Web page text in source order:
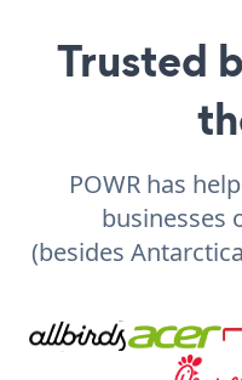
Trusted
POWR has
businesses
(besides